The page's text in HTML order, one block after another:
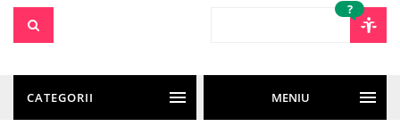
?
CATEGORII MENIU